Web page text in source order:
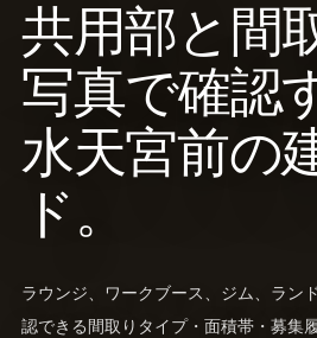
共用部と間
写真で確認
水天宮前の
ド。
ラウンジ、ワークブース、ジム、ラン
認できる間取りタイプ・面積帯・募集